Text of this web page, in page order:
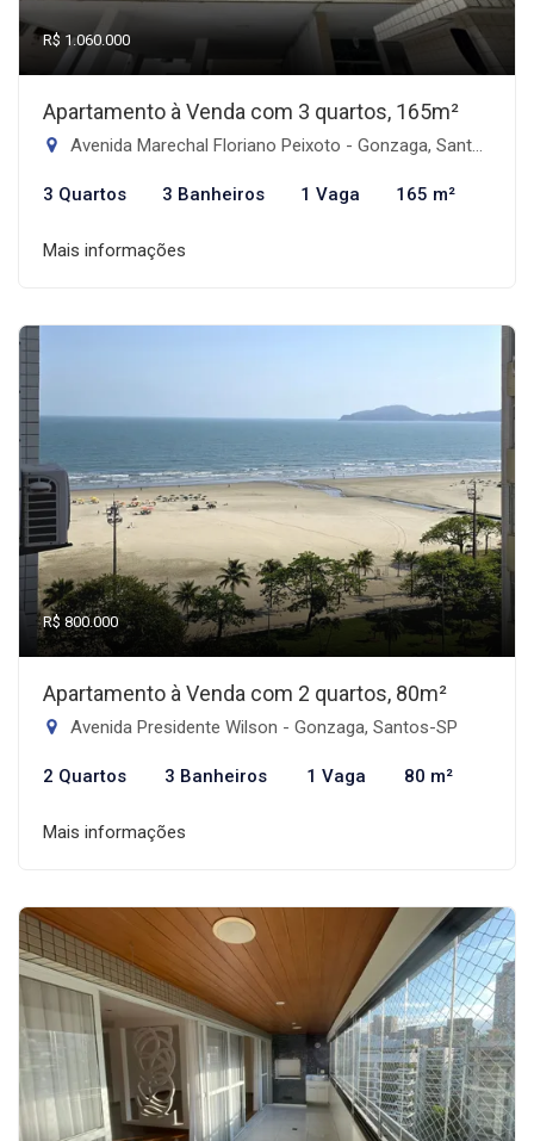
R$ 1.060.000
Apartamento à Venda com 3 quartos, 165m²
Avenida Marechal Floriano Peixoto - Gonzaga, Santos-SP
3 Quartos 3 Banheiros 1 Vaga 165 m²
Mais informações
R$ 800.000
Apartamento à Venda com 2 quartos, 80m²
Avenida Presidente Wilson - Gonzaga, Santos-SP
2 Quartos 3 Banheiros 1 Vaga 80 m²
Mais informações